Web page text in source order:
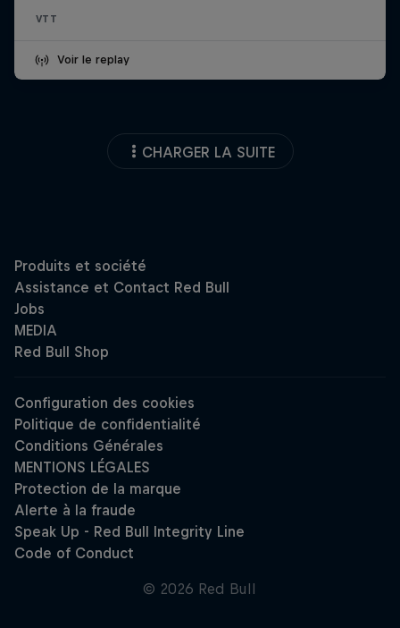
VTT
Voir le replay
CHARGER LA SUITE